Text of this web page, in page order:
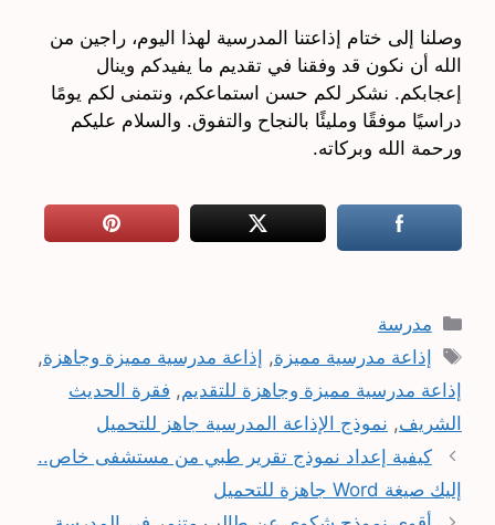
وصلنا إلى ختام إذاعتنا المدرسية لهذا اليوم، راجين من
الله أن نكون قد وفقنا في تقديم ما يفيدكم وينال
إعجابكم. نشكر لكم حسن استماعكم، ونتمنى لكم يومًا
دراسيًا موفقًا ومليئًا بالنجاح والتفوق. والسلام عليكم
ورحمة الله وبركاته.
التصنيفات
مدرسة
الوسوم
إذاعة مدرسية مميزة, إذاعة مدرسية مميزة وجاهزة,
إذاعة مدرسية مميزة وجاهزة للتقديم, فقرة الحديث
الشريف, نموذج الإذاعة المدرسية جاهز للتحميل
كيفية إعداد نموذج تقرير طبي من مستشفى خاص..
إليك صيغة Word جاهزة للتحميل